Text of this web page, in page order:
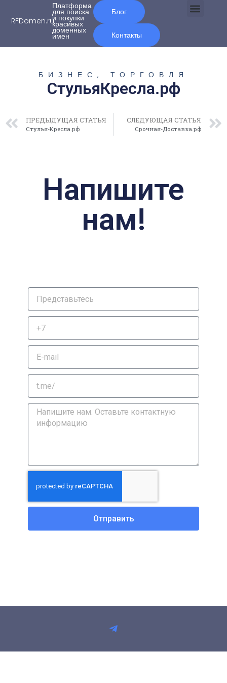
RFDomen.ru
Платформа
для поиска
и покупки
красивых
доменных
имен
Блог
Контакты
БИЗНЕС, ТОРГОВЛЯ
СтульяКресла.рф
ПРЕДЫДУЩАЯ СТАТЬЯ
Стулья-Кресла.рф
СЛЕДУЮЩАЯ СТАТЬЯ
Срочная-Доставка.рф
Напишите
нам!
Отправить